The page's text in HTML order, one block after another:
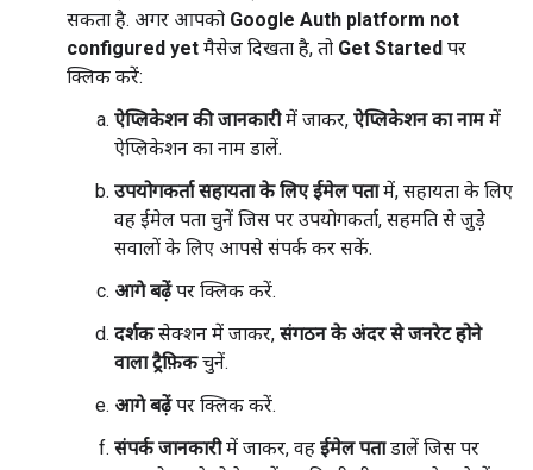
सकता है. अगर आपको Google Auth platform not
configured yet मैसेज दिखता है, तो Get Started पर
क्लिक करें:
ऐप्लिकेशन की जानकारीमें जाकर, ऐप्लिकेशन का नाममें
ऐप्लिकेशन का नाम डालें.
उपयोगकर्ता सहायता के लिए ईमेल पतामें, सहायता के लिए
वह ईमेल पता चुनें जिस पर उपयोगकर्ता, सहमति से जुड़े
सवालों के लिए आपसे संपर्क कर सकें.
आगे बढ़ेंपर क्लिक करें.
दर्शकसेक्शन में जाकर, संगठन के अंदर से जनरेट होने
वाला ट्रैफ़िकचुनें.
आगे बढ़ेंपर क्लिक करें.
संपर्क जानकारीमें जाकर, वह ईमेल पताडालें जिस पर